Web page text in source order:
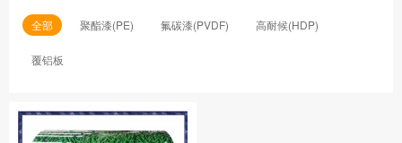
全部 聚酯漆(PE) 氟碳漆(PVDF) 高耐候(HDP)
覆铝板